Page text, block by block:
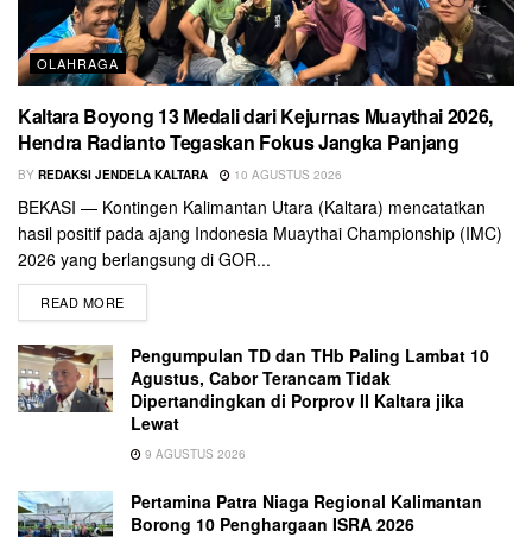
OLAHRAGA
Kaltara Boyong 13 Medali dari Kejurnas Muaythai 2026,
Hendra Radianto Tegaskan Fokus Jangka Panjang
BY REDAKSI JENDELA KALTARA 10 AGUSTUS 2026
BEKASI — Kontingen Kalimantan Utara (Kaltara) mencatatkan
hasil positif pada ajang Indonesia Muaythai Championship (IMC)
2026 yang berlangsung di GOR...
READ MORE
Pengumpulan TD dan THb Paling Lambat 10
Agustus, Cabor Terancam Tidak
Dipertandingkan di Porprov II Kaltara jika
Lewat
9 AGUSTUS 2026
Pertamina Patra Niaga Regional Kalimantan
Borong 10 Penghargaan ISRA 2026